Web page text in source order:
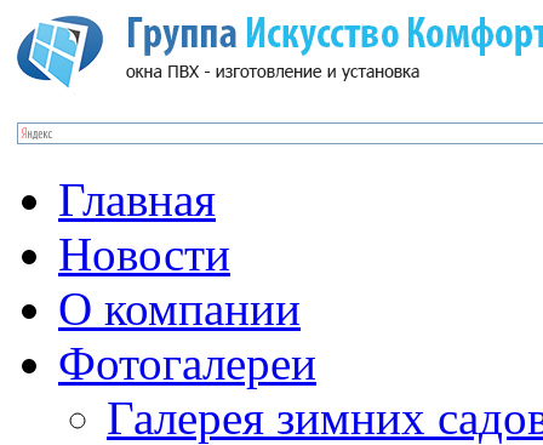
Главная
Новости
О компании
Фотогалереи
Галерея зимних